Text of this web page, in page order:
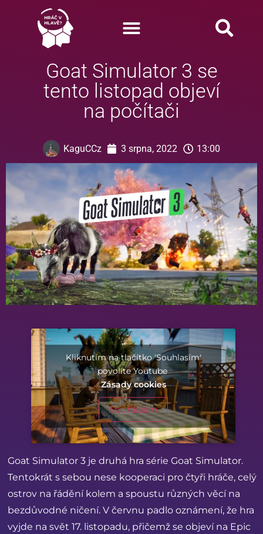
Goat Simulator 3 se
tento listopad objeví
na počítači
KaguCCz 3 srpna, 2022 13:00
Kliknutím na tlačítko 'Souhlasím'
povolíte Youtube
Zásady cookies
Souhlasím
Goat Simulator 3 je druhá hra série Goat Simulator.
Tentokrát s sebou nese kooperaci pro čtyři hráče, celý
ostrov na řádění kolem a spoustu různých věcí na
bezdůvodné ničení. V červnu padlo oznámení, že hra
vyjde na svět 17. listopadu, přičemž se objeví na Epic